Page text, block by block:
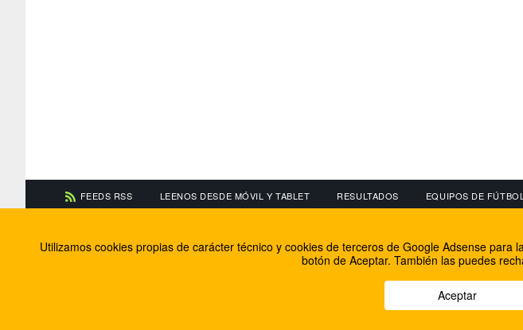
FEEDS RSS LEENOS DESDE MÓVIL Y TABLET RESULTADOS EQUIPOS DE FÚTBOL
Información de contacto
El equipo de FútbolBalear
Soluciones Corporativas IP
Facebook
Twitter
Utilizamos cookies propias de carácter técnico y cookies de terceros de Google Adsense
botón de Aceptar. También las puedes
Aceptar